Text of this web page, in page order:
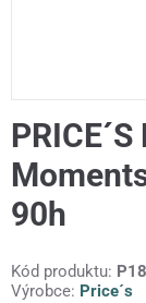
90h
Kód produktu:
Výrobce: Price´s